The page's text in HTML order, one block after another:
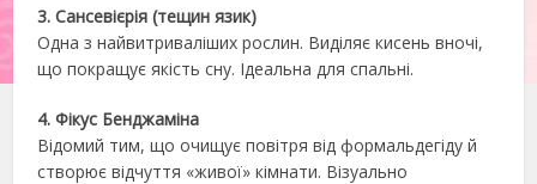
3. Сансевієрія (тещин язик)
Одна з найвитриваліших рослин. Виділяє кисень вночі,
що покращує якість сну. Ідеальна для спальні.
4. Фікус Бенджаміна
Відомий тим, що очищує повітря від формальдегіду й
створює відчуття «живої» кімнати. Візуально